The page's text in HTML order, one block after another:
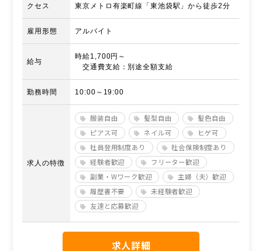
クセス
東京メトロ有楽町線「東池袋駅」から徒歩2分
雇用形態 アルバイト
給与
時給1,700円～
交通費支給：別途全額支給
勤務時間 10:00～19:00
求人の特徴
服装自由 髪型自由
髪色自由
ピアス可
ネイル可
ヒゲ可
社員登用制度あり
社会保険制度あり
経験者歓迎
フリーター歓迎
副業・Wワーク歓迎
主婦（夫）歓迎
履歴書不要
未経験者歓迎
友達と応募歓迎
求人詳細